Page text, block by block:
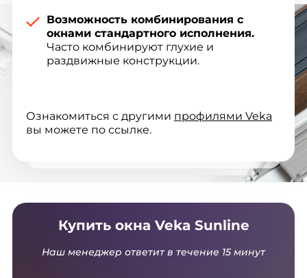
Возможность комбинирования с
окнами стандартного исполнения.
Часто комбинируют глухие и
раздвижные конструкции.
Ознакомиться с другими профилями Veka
вы можете по ссылке.
Купить окна Veka Sunline
Наш менеджер ответит в течение 15 минут